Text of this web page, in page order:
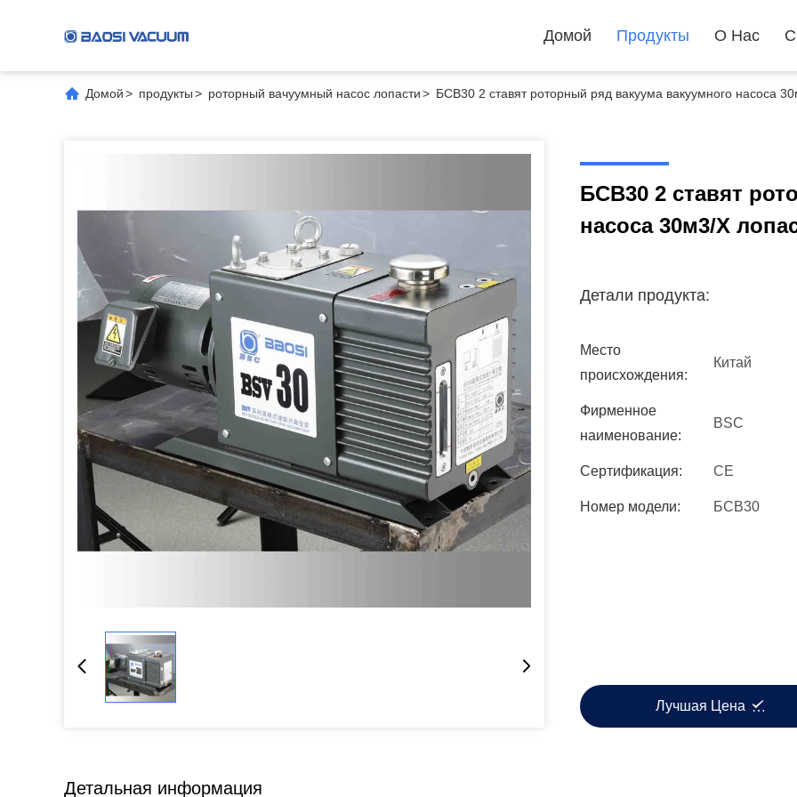
Домой Продукты О Нас
Домой> продукты> роторный вачуумный насос лопасти> БСВ30 2 ставят роторный ряд вакуума вакуумного насоса
БСВ30 2 ставят
насоса 30м3/Х
Детали продукта:
Место
происхождения:
Китай
Фирменное
наименование:
BSC
Сертификация: CE
Номер модели: БСВ30
Лучшая Цена
Детальная информация